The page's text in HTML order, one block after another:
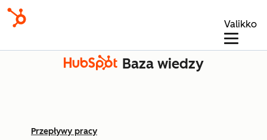
Valikko
Baza wiedzy
Przepływy pracy